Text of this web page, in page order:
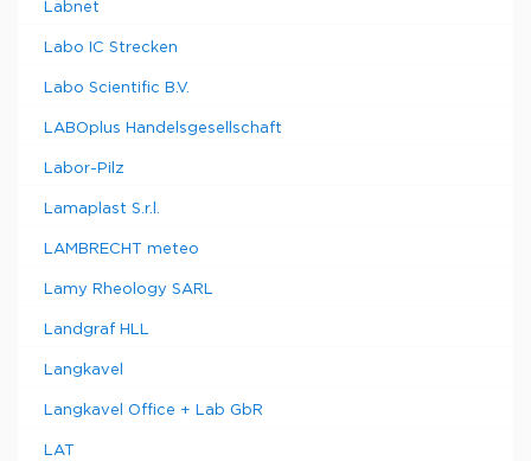
Labnet
Labo IC Strecken
Labo Scientific B.V.
LABOplus Handelsgesellschaft
Labor-Pilz
Lamaplast S.r.l.
LAMBRECHT meteo
Lamy Rheology SARL
Landgraf HLL
Langkavel
Langkavel Office + Lab GbR
LAT